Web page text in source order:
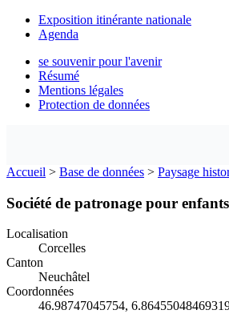
Exposition itinérante nationale
Agenda
se souvenir pour l'avenir
Résumé
Mentions légales
Protection de données
Accueil > Base de données > Paysage
Société de patronage pour
Localisation
Corcelles
Canton
Neuchâtel
Coordonnées
46.98747045754,